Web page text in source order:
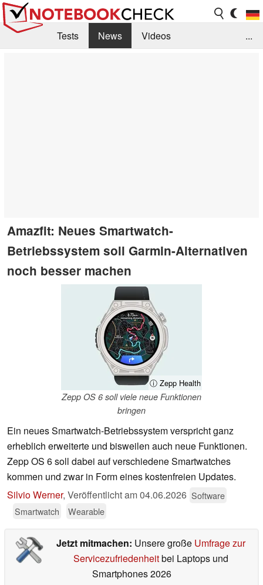
Tests News
Videos
...
Amazfit: Neues Smartwatch-
Betriebssystem soll Garmin-Alternativen
noch besser machen
ⓘ Zepp Health
Zepp OS 6 soll viele neue Funktionen
bringen
Ein neues Smartwatch-Betriebssystem verspricht ganz
erheblich erweiterte und bisweilen auch neue Funktionen.
Zepp OS 6 soll dabei auf verschiedene Smartwatches
kommen und zwar in Form eines kostenfreien Updates.
Silvio Werner, Veröffentlicht am04.06.2026 Software
Smartwatch
Wearable
Jetzt mitmachen: Unsere große Umfrage zur
Servicezufriedenheitbei Laptops und
Smartphones 2026